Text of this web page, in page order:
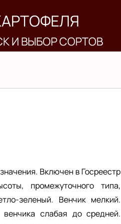
И ВЫБОР СОРТОВ
Включен в Госреестр
промежуточного типа,
зеленый. Венчик мелкий.
венчика слабая до средней.